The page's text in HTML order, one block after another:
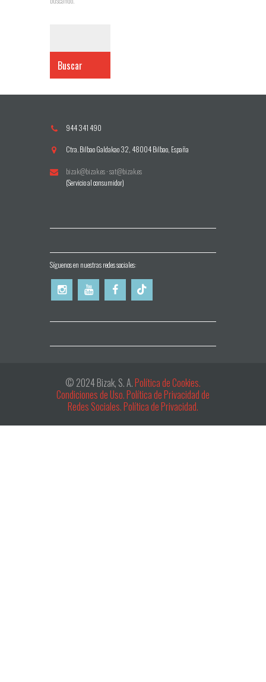
Buscar
944 341 490
Ctra. Bilbao Galdakao 32, 48004 Bilbao, España
bizak@bizak.es·sat@bizak.es
(Servicio al consumidor)
Síguenos en nuestras redes sociales:
© 2024 Bizak, S. A.Política de Cookies.
Condiciones de Uso.Política de Privacidad de
Redes Sociales.Política de Privacidad.